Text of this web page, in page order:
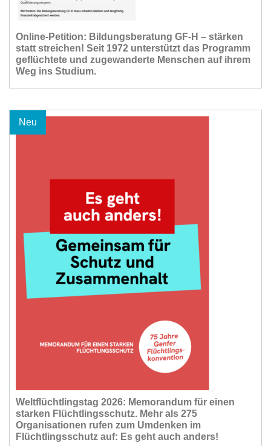
Online-Petition: Bildungsberatung GF-H – stärken
statt streichen! Seit 1972 unterstützt das Programm
geflüchtete und zugewanderte Menschen auf ihrem
Weg ins Studium.
Neu
Weltflüchtlingstag 2026: Memorandum für einen
starken Flüchtlingsschutz. Mehr als 275
Organisationen rufen zum Umdenken im
Flüchtlingsschutz auf: Es geht auch anders!